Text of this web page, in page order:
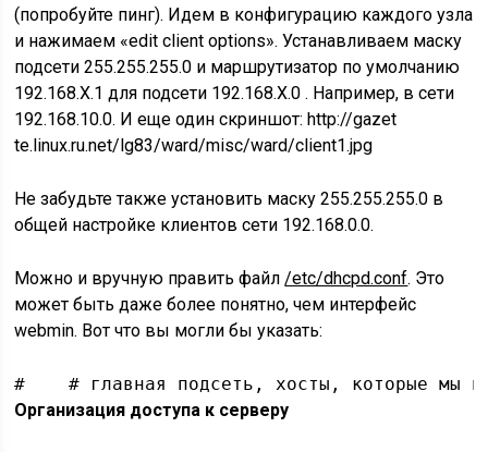
(попробуйте пинг). Идем в конфигурацию каждого узла
и нажимаем «edit client options». Устанавливаем маску
подсети 255.255.255.0 и маршрутизатор по умолчанию
192.168.X.1 для подсети 192.168.X.0 . Например, в сети
192.168.10.0. И еще один скриншот: http://gazet
te.linux.ru.net/lg83/ward/misc/ward/client1.jpg
Не забудьте также установить маску 255.255.255.0 в
общей настройке клиентов сети 192.168.0.0.
Можно и вручную править файл/etc/dhcpd.conf. Это
может быть даже более понятно, чем интерфейс
webmin. Вот что вы могли бы указать:
#    # главная подсеть, хосты,
Организация доступа к серверу